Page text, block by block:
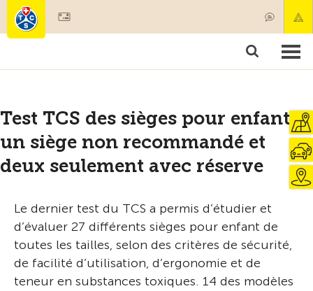
Membres & prestations
Test TCS des sièges pour enfant :
un siège non recommandé et
deux seulement avec réserve
Le dernier test du TCS a permis d’étudier et
d’évaluer 27 différents sièges pour enfant de
toutes les tailles, selon des critères de sécurité,
de facilité d’utilisation, d’ergonomie et de
teneur en substances toxiques. 14 des modèles